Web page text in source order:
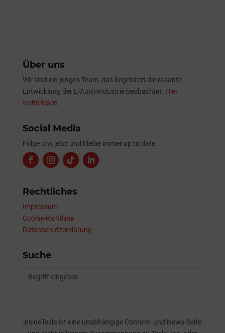
Über uns
Wir sind ein junges Team, das begeistert die rasante
Entwicklung der E-Auto-Industrie beobachtet. Hier
weiterlesen.
Social Media
Folge uns jetzt und bleibe immer up to date.
Rechtliches
Impressum
Cookie-Richtlinie
Datenschutzerklärung
Suche
insideTesla ist eine unabhängige Content- und News-Seite